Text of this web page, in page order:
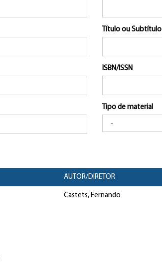
Título ou Subtítulo
ISBN/ISSN
Tipo de material
AUTOR/DIRETOR
Castets, Fernando